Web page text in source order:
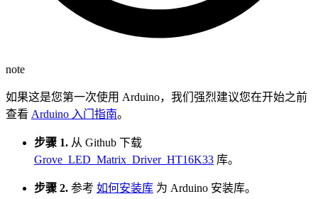
note
如果这是您第一次使用 Arduino，我们强烈建议您在开始之前
查看 Arduino 入门指南。
步骤 1. 从 Github 下载
Grove_LED_Matrix_Driver_HT16K33 库。
步骤 2. 参考 如何安装库 为 Arduino 安装库。